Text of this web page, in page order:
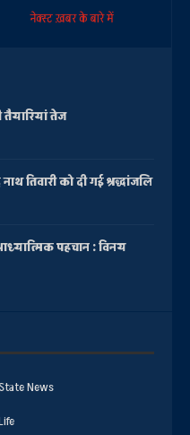
News
नेक्स्ट ख़बर के बारे में
तैयारियां तेज
तिवारी को दी गई श्रद्धांजलि
पहचान : विनय